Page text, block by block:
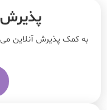
پذیرش
به کمک پذیرش آنلاین